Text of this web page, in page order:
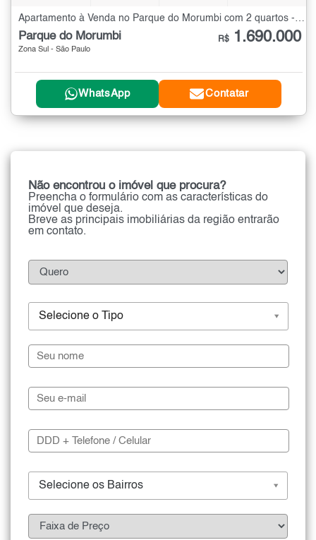
Apartamento à Venda no Parque do Morumbi com 2 quartos - 162 m²
Parque do Morumbi
Zona Sul - São Paulo
R$ 1.690.000
WhatsApp Contatar
Não encontrou o imóvel que procura?
Preencha o formulário com as características do
imóvel que deseja.
Breve as principais imobiliárias da região entrarão
em contato.
Selecione o Tipo
Selecione os Bairros